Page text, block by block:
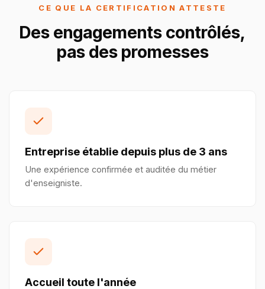
CE QUE LA CERTIFICATION ATTESTE
Des engagements contrôlés,
pas des promesses
Entreprise établie depuis plus de 3 ans
Une expérience confirmée et auditée du métier
d'enseigniste.
Accueil toute l'année